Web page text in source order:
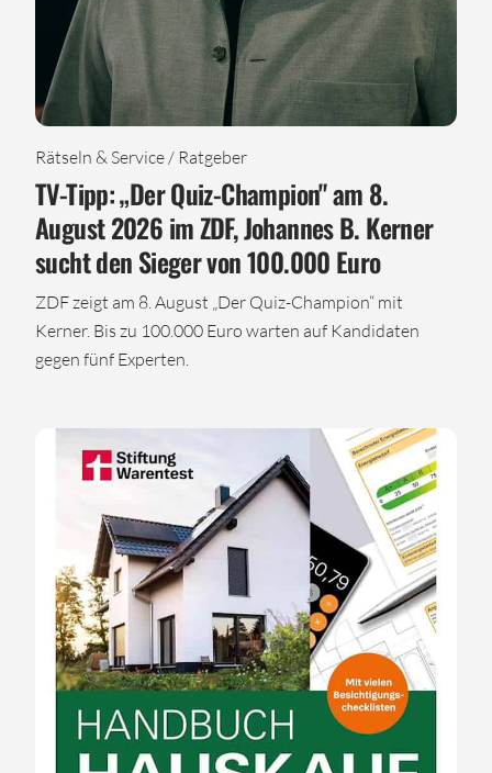
Rätseln & Service / Ratgeber
TV-Tipp: „Der Quiz-Champion" am 8.
August 2026 im ZDF, Johannes B. Kerner
sucht den Sieger von 100.000 Euro
ZDF zeigt am 8. August „Der Quiz-Champion“ mit
Kerner. Bis zu 100.000 Euro warten auf Kandidaten
gegen fünf Experten.